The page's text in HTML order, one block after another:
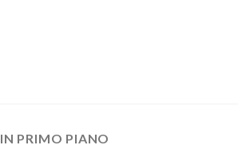
IN PRIMO PIANO